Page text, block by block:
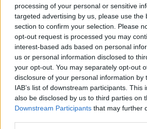
processing of your personal or sensitive
targeted advertising by us, please use the
section to confirm your selection. Please
opt-out request is processed you may
interest-based ads based on personal
us or personal information disclosed to
your opt-out. You may separately opt-out
disclosure of your personal information by
IAB’s list of downstream participants. This
also be disclosed by us to third parties on
Downstream Participants that may further
Hasznos
Impresszum
Szerzői jogok
Adatvédelmi tájékoztató
Cookie-kezelési tájékoztató